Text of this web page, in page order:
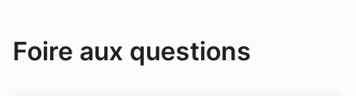
Foire aux questions